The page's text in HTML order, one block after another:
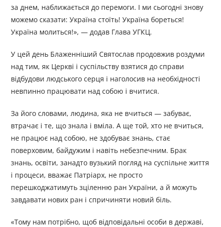
за днем, наближається до перемоги. І ми сьогодні знову
можемо сказати: Україна стоїть! Україна бореться!
Україна молиться!», — додав Глава УГКЦ.
У цей день Блаженніший Святослав продовжив роздуми
над тим, як Церкві і суспільству взятися до справи
відбудови людського серця і наголосив на необхідності
невпинно працювати над собою і вчитися.
За його словами, людина, яка не вчиться — забуває,
втрачає і те, що знала і вміла. А ще той, хто не вчиться,
не працює над собою, не здобуває знань, стає
поверховим, байдужим і навіть небезпечним. Брак
знань, освіти, занадто вузький погляд на суспільне життя
і процеси, вважає Патріарх, не просто
перешкоджатимуть зціленню ран України, а й можуть
завдавати нових ран і спричиняти новий біль.
«Тому нам потрібно, щоб відповідальні особи в державі,